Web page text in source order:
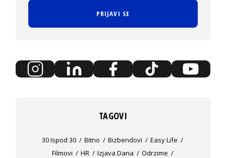
PRIJAVI SE
TAGOVI
30 Ispod 30 Bitno Bizbendovi
Easy Life
Filmovi
HR Izjava Dana
Odrzime